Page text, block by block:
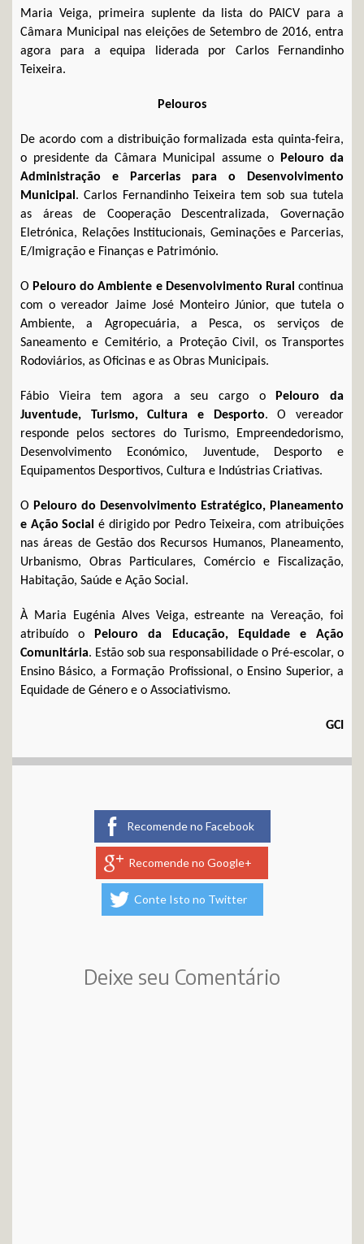
Maria Veiga, primeira suplente da lista do PAICV para a
Câmara Municipal nas eleições de Setembro de 2016, entra
agora para a equipa liderada por Carlos Fernandinho
Teixeira.
Pelouros
De acordo com a distribuição formalizada esta quinta-feira,
o presidente da Câmara Municipal assume o
Pelouro da
Administração e Parcerias para o Desenvolvimento
Municipal . Carlos Fernandinho Teixeira tem sob sua tutela
as áreas de Cooperação Descentralizada, Governação
Eletrónica, Relações Institucionais, Geminações e Parcerias,
E/Imigração e Finanças e Património.
O Pelouro do Ambiente e Desenvolvimento Rural continua
com o vereador Jaime José Monteiro Júnior, que tutela o
Ambiente, a Agropecuária, a Pesca, os serviços de
Saneamento e Cemitério, a Proteção Civil, os Transportes
Rodoviários, as Oficinas e as Obras Municipais.
Fábio Vieira tem agora a seu cargo o
Pelouro da
Juventude, Turismo, Cultura e Desporto. O vereador
responde pelos sectores do Turismo, Empreendedorismo,
Desenvolvimento Económico, Juventude, Desporto e
Equipamentos Desportivos, Cultura e Indústrias Criativas.
O Pelouro do Desenvolvimento Estratégico, Planeamento
e Ação Social
é dirigido por Pedro Teixeira, com atribuições
nas áreas de Gestão dos Recursos Humanos, Planeamento,
Urbanismo, Obras Particulares, Comércio e Fiscalização,
Habitação, Saúde e Ação Social.
À Maria Eugénia Alves Veiga, estreante na Vereação, foi
atribuído o
Pelouro da Educação, Equidade e Ação
Comunitária. Estão sob sua responsabilidade o Pré-escolar, o
Ensino Básico, a Formação Profissional, o Ensino Superior, a
Equidade de Género e o Associativismo.
GCI
Recomende no Facebook
Recomende no Google+
Conte Isto no Twitter
Deixe seu Comentário